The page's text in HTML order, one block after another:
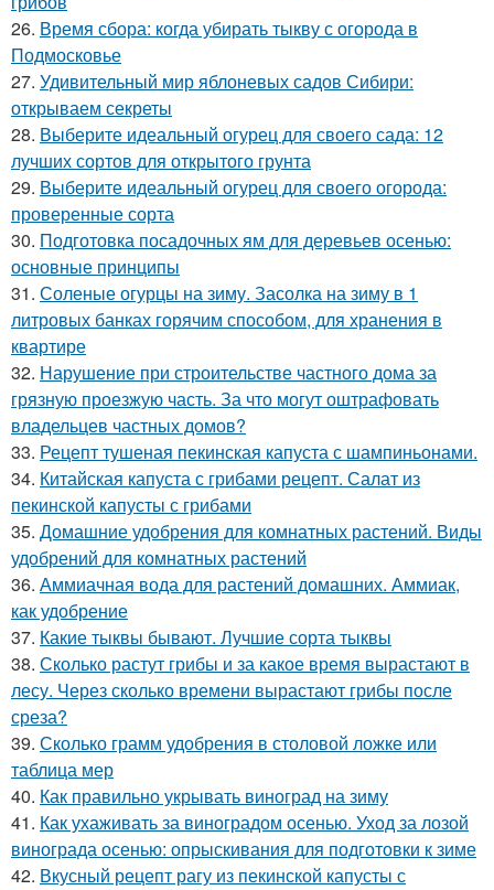
26. Время сбора: когда убирать тыкву с огорода в
Подмосковье
27. Удивительный мир яблоневых садов Сибири:
открываем секреты
28. Выберите идеальный огурец для своего сада: 12
лучших сортов для открытого грунта
29. Выберите идеальный огурец для своего огорода:
проверенные сорта
30. Подготовка посадочных ям для деревьев осенью:
основные принципы
31. Соленые огурцы на зиму. Засолка на зиму в 1
литровых банках горячим способом, для хранения в
квартире
32. Нарушение при строительстве частного дома за
грязную проезжую часть. За что могут оштрафовать
владельцев частных домов?
33. Рецепт тушеная пекинская капуста с шампиньонами.
34. Китайская капуста с грибами рецепт. Салат из
пекинской капусты с грибами
35. Домашние удобрения для комнатных растений. Виды
удобрений для комнатных растений
36. Аммиачная вода для растений домашних. Аммиак,
как удобрение
37. Какие тыквы бывают. Лучшие сорта тыквы
38. Сколько растут грибы и за какое время вырастают в
лесу. Через сколько времени вырастают грибы после
среза?
39. Сколько грамм удобрения в столовой ложке или
таблица мер
40. Как правильно укрывать виноград на зиму
41. Как ухаживать за виноградом осенью. Уход за лозой
винограда осенью: опрыскивания для подготовки к зиме
42. Вкусный рецепт рагу из пекинской капусты с